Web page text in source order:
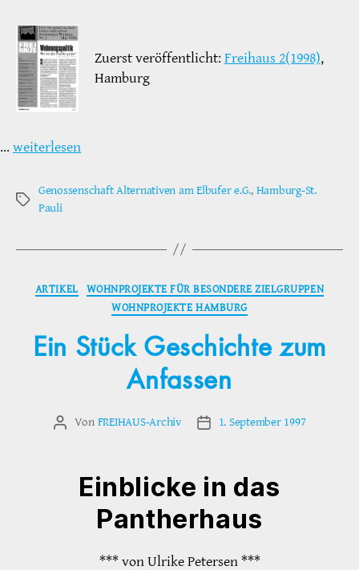
Zuerst veröffentlicht:Freihaus 2(1998),
Hamburg
… weiterlesen
Schlagwörter
Genossenschaft Alternativen am Elbufer e.G., Hamburg-St.
Pauli
Kategorien
ARTIKEL
WOHNPROJEKTE FÜR BESONDERE ZIELGRUPPEN
WOHNPROJEKTE HAMBURG
Ein Stück Geschichte zum
Anfassen
Beitragsautor
Von FREIHAUS-Archiv Veröffentlichungsdatum
1. September 1997
Einblicke in das
Pantherhaus
*** von Ulrike Petersen ***